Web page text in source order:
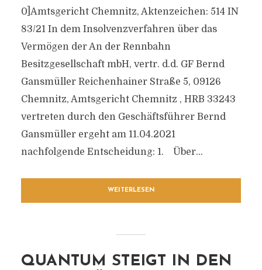
0]Amtsgericht Chemnitz, Aktenzeichen: 514 IN
83/21 In dem Insolvenzverfahren über das
Vermögen der An der Rennbahn
Besitzgesellschaft mbH, vertr. d.d. GF Bernd
Gansmüller Reichenhainer Straße 5, 09126
Chemnitz, Amtsgericht Chemnitz , HRB 33243
vertreten durch den Geschäftsführer Bernd
Gansmüller ergeht am 11.04.2021
nachfolgende Entscheidung: 1. Über...
WEITERLESEN
QUANTUM STEIGT IN DEN